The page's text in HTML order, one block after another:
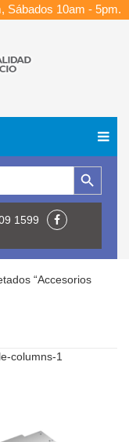
Sábados 10am - 5pm.
Botón de búsqueda
1599
“Accesorios
columns-1